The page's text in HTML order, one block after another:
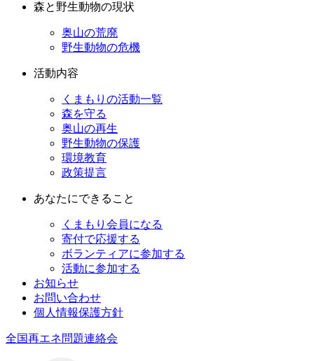
森と野生動物の現状
奥山の荒廃
野生動物の危機
活動内容
くまもりの活動一覧
森を守る
奥山の再生
野生動物の保護
環境教育
政策提言
あなたにできること
くまもり会員になる
寄付で応援する
ボランティアに参加する
活動に参加する
お知らせ
お問い合わせ
個人情報保護方針
全国再エネ問題連絡会